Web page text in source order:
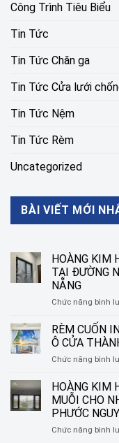
Công Trình Tiêu Biểu
Tin Tức
Tin Tức Chăn ga
Tin Tức Cửa lưới
Tin Tức Nệm
Tin Tức Rèm
Uncategorized
BÀI VIẾT MỚI
HOÀNG KIM
TẠI ĐƯỜNG
NẴNG
Chức năng bình
RÈM CUỐN
Ô CỬA
Chức năng bình
HOÀNG KIM
MUỖI CHO
PHƯỚC
Chức năng bình